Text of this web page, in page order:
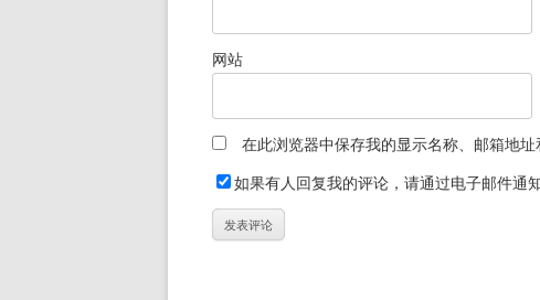
网站
在此浏览器中保存我的显示名称、邮箱地址
如果有人回复我的评论，请通过电子邮件通知